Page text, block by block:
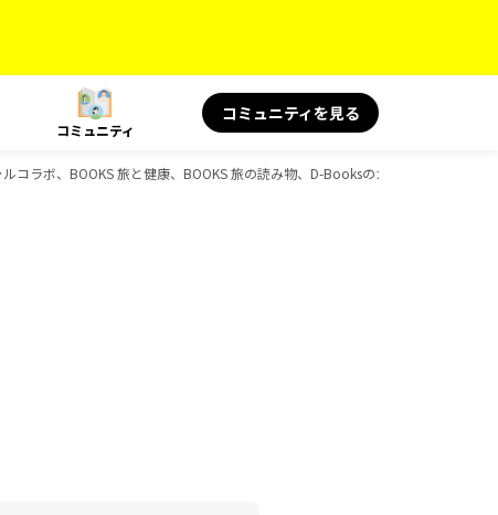
コミュニティ
コミュニティを見る
ラボ、BOOKS 旅と健康、BOOKS 旅の読み物、D-Booksのガイドブック一覧